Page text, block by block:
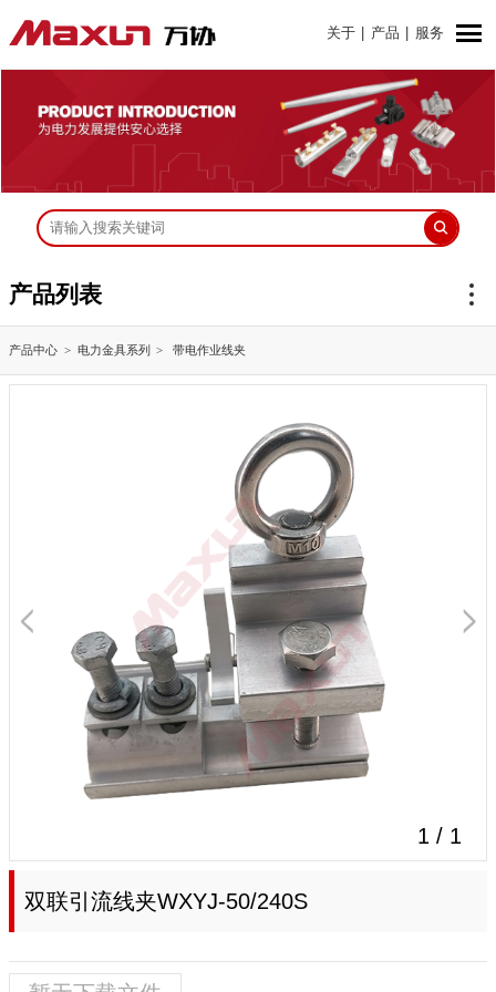
关于 产品 服务
产品列表
产品中心 电力金具系列 带电作业线夹
1 / 1
双联引流线夹WXYJ-50/240S